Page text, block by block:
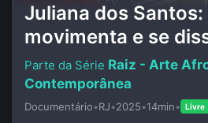
Juliana dos Santos:
movimenta e se
Raiz - Arte
Contemporânea
Documentário•RJ•2025•14min• Livre